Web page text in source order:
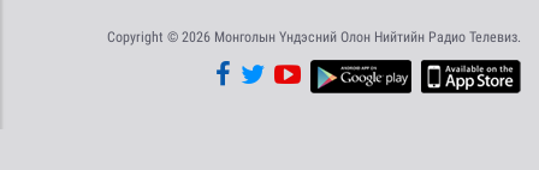
Copyright © 2026 Монголын Үндэсний Олон Нийтийн Радио Телевиз.